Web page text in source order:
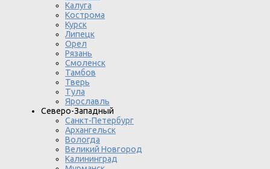
Калуга
Кострома
Курск
Липецк
Орел
Рязань
Смоленск
Тамбов
Тверь
Тула
Ярославль
Северо-Западный
Санкт-Петербург
Архангельск
Вологда
Великий Новгород
Калининград